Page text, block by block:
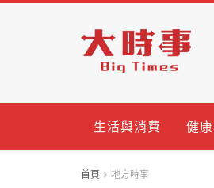
生活與消費 健
首頁 地方時事